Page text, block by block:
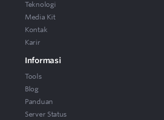
Teknologi
Media Kit
Kontak
Karir
Informasi
Tools
Blog
Panduan
Server Status